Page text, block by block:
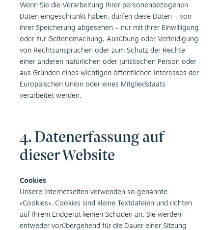
Wenn Sie die Verarbeitung Ihrer personenbezogenen
Daten eingeschränkt haben, dürfen diese Daten – von
ihrer Speicherung abgesehen – nur mit Ihrer Einwilligung
oder zur Geltendmachung, Ausübung oder Verteidigung
von Rechtsansprüchen oder zum Schutz der Rechte
einer anderen natürlichen oder juristischen Person oder
aus Gründen eines wichtigen öffentlichen Interesses der
Europäischen Union oder eines Mitgliedstaats
verarbeitet werden.
4. Datenerfassung auf
dieser Website
Cookies
Unsere Internetseiten verwenden so genannte
«Cookies». Cookies sind kleine Textdateien und richten
auf Ihrem Endgerät keinen Schaden an. Sie werden
entweder vorübergehend für die Dauer einer Sitzung